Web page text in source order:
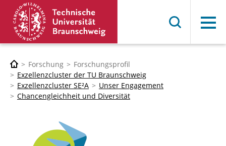
Menü
Forschung
Forschungsprofil
Exzellenzcluster der TU Braunschweig
Exzellenzcluster SE²A
Unser Engagement
Chancengleichheit und Diversität